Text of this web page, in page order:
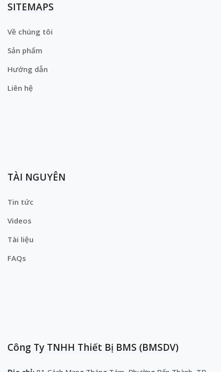
SITEMAPS
Về chúng tôi
Sản phẩm
Hướng dẫn
Liên hệ
TÀI NGUYÊN
Tin tức
Videos
Tài liệu
FAQs
Công Ty TNHH Thiết Bị BMS (BMSDV)